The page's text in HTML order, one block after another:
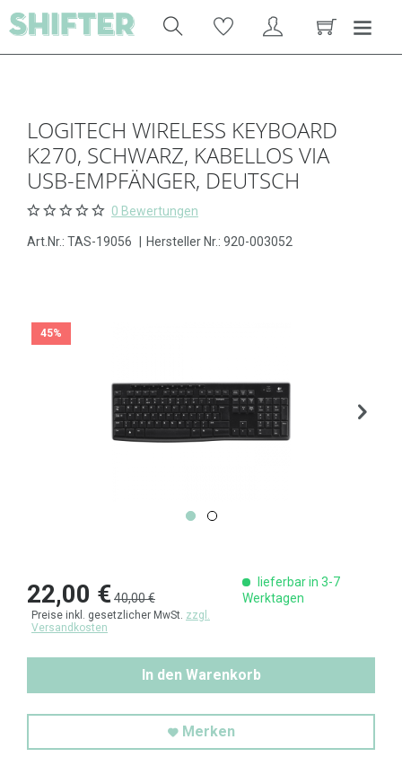
LOGITECH WIRELESS KEYBOARD
K270, SCHWARZ, KABELLOS VIA
USB-EMPFÄNGER, DEUTSCH
0 Bewertungen
Art.Nr.: TAS-19056 Hersteller Nr.: 920-003052
45%
22,00 €40,00 €
Preise inkl. gesetzlicher MwSt. zzgl.
Versandkosten
lieferbar in 3-7
Werktagen
In den Warenkorb
Merken